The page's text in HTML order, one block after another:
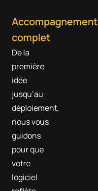
Accompagnement
complet
De la
première
idée
jusqu’au
déploiement,
nous vous
guidons
pour que
votre
logiciel